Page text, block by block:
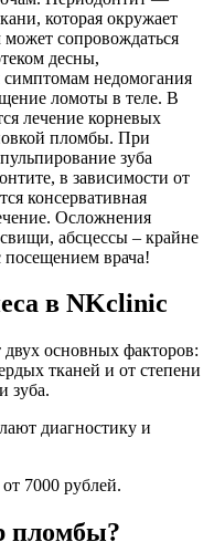
которая окружает
сопровождаться
десны,
недомогания
ломоты в теле. В
лечение корневых
пломбы. При
зуба
в зависимости от
консервативная
Осложнения
абсцессы – крайне
посещением врача!
в NKclinic
двух основных факторов:
тканей и от степени
зуба.
диагностику и
7000 рублей.
пломбы?